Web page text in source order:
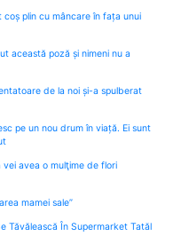
plin cu mâncare în fața unui
această poză și nimeni nu a
de la noi și-a spulberat
pe un nou drum în viață. Ei sunt
avea o mulţime de flori
mamei sale”
Tăvălească În Supermarket Tatăl